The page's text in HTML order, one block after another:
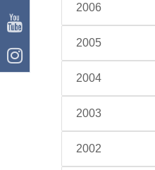
2006
2005
2004
2003
2002